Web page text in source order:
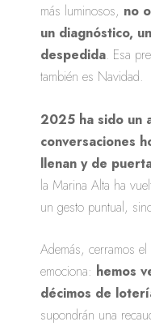
más luminosos, no
un diagnóstico,
despedida. Esa
también es Navidad.
2025 ha sido un
conversaciones
llenan y de
la Marina Alta ha
un gesto puntual,
Además, cerramos
emociona: hemos
décimos de
supondrán una